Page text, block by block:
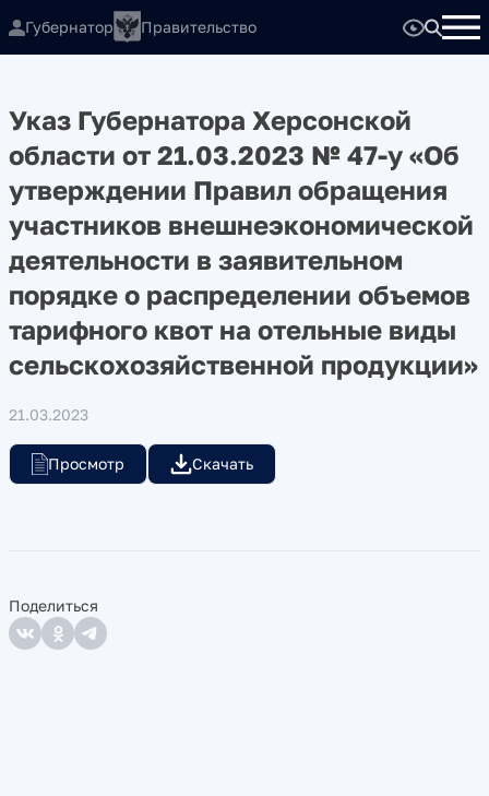
Губернатор Правительство
Указ Губернатора Херсонской
области от 21.03.2023 № 47-у «Об
утверждении Правил обращения
участников внешнеэкономической
деятельности в заявительном
порядке о распределении объемов
тарифного квот на отельные виды
сельскохозяйственной продукции»
21.03.2023
Просмотр Скачать
Поделиться